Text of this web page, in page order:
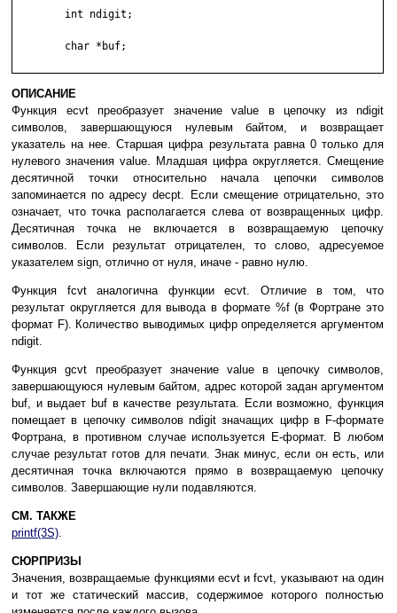
ОПИСАНИЕ
Функция ecvt преобразует значение value в цепочку из ndigit
символов, завершающуюся нулевым байтом, и возвращает
указатель на нее. Старшая цифра результата равна 0 только для
нулевого значения value. Младшая цифра округляется. Смещение
десятичной точки относительно начала цепочки символов
запоминается по адресу decpt. Если смещение отрицательно, это
означает, что точка располагается слева от возвращенных цифр.
Десятичная точка не включается в возвращаемую цепочку
символов. Если результат отрицателен, то слово, адресуемое
указателем sign, отлично от нуля, иначе - равно нулю.
Функция fcvt аналогична функции ecvt. Отличие в том, что
результат округляется для вывода в формате %f (в Фортране это
формат F). Количество выводимых цифр определяется аргументом
ndigit.
Функция gcvt преобразует значение value в цепочку символов,
завершающуюся нулевым байтом, адрес которой задан аргументом
buf, и выдает buf в качестве результата. Если возможно, функция
помещает в цепочку символов ndigit значащих цифр в F-формате
Фортрана, в противном случае используется E-формат. В любом
случае результат готов для печати. Знак минус, если он есть, или
десятичная точка включаются прямо в возвращаемую цепочку
символов. Завершающие нули подавляются.
СМ. ТАКЖЕ
printf(3S).
СЮРПРИЗЫ
Значения, возвращаемые функциями ecvt и fcvt, указывают на один
и тот же статический массив, содержимое которого полностью